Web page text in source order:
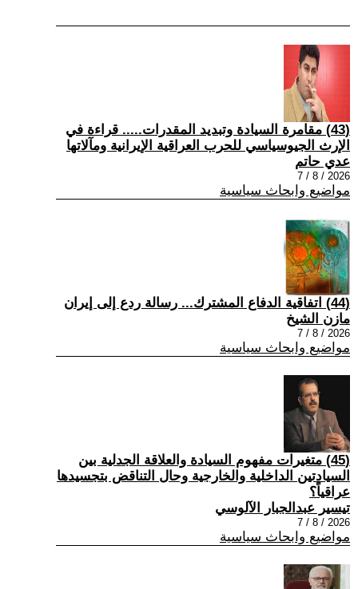
(43) مقامرة السيادة وتبديد المقدرات..... قراءة في
الإرث الجيوسياسي للحرب العراقية الإيرانية ومآلاتها
عدي حاتم
2026 / 8 / 7
مواضيع وابحاث سياسية
(44) اتفاقية الدفاع المشترك... رسالة ردع إلى إيران
مازن الشيخ
2026 / 8 / 7
مواضيع وابحاث سياسية
(45) متغيرات مفهوم السيادة والعلاقة الجدلية بين
السيادتين الداخلية والخارجية وحال التناقض بتجسيدها
عراقياً؟
تيسير عبدالجبار الآلوسي
2026 / 8 / 7
مواضيع وابحاث سياسية